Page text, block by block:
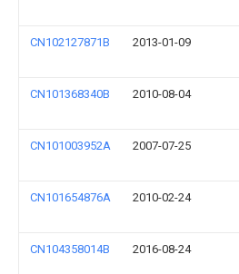
CN102127871B 2013-01-09
CN101368340B 2010-08-04
CN101003952A 2007-07-25
CN101654876A 2010-02-24
CN104358014B 2016-08-24